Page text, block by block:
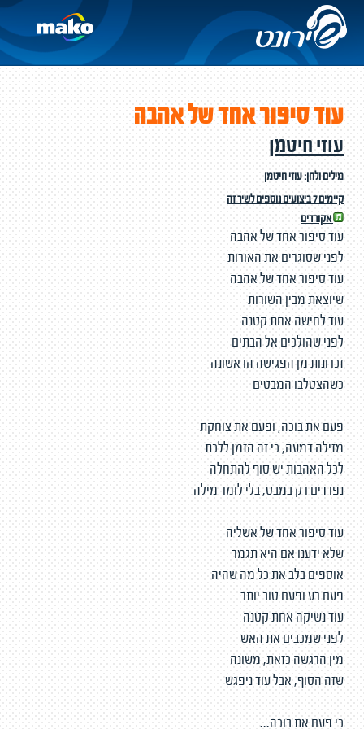
עוד סיפור אחד של אהבה
עוזי חיטמן
מילים ולחן:עוזי חיטמן
קיימים 7 ביצועים נוספים לשיר זה
אקורדים
עוד סיפור אחד של אהבה
לפני שסוגרים את האורות
עוד סיפור אחד של אהבה
שיוצאת מבין השורות
עוד לחישה אחת קטנה
לפני שהולכים אל הבתים
זכרונות מן הפגישה הראשונה
כשהצטלבו המבטים
פעם את בוכה, ופעם את צוחקת
מזילה דמעה, כי זה הזמן ללכת
לכל האהבות יש סוף להתחלה
נפרדים רק במבט, בלי לומר מילה
עוד סיפור אחד של אשליה
שלא ידענו אם היא תגמר
אוספים בלב את כל מה שהיה
פעם רע ופעם טוב יותר
עוד נשיקה אחת קטנה
לפני שמכבים את האש
מין הרגשה כזאת, משונה
שזה הסוף, אבל עוד ניפגש
כי פעם את בוכה...